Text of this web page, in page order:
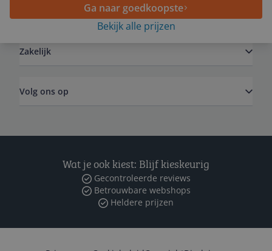
Ga naar goedkoopste
Bekijk alle prijzen
Zakelijk
Volg ons op
Wat je ook kiest: Blijf kieskeurig
Gecontroleerde reviews
Betrouwbare webshops
Heldere prijzen